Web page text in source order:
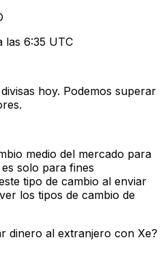
las 6:35 UTC
hoy. Podemos superar
medio del mercado para
solo para fines
tipo de cambio al enviar
los tipos de cambio de
dinero al extranjero con Xe?